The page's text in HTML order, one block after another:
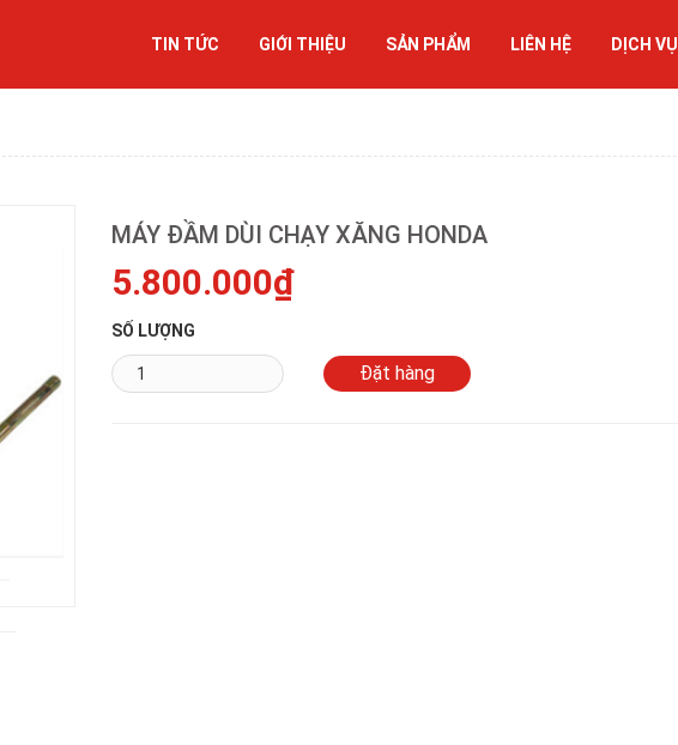
TIN TỨC GIỚI THIỆU SẢN PHẨM LIÊN HỆ DỊCH VỤ
MÁY ĐẦM DÙI CHẠY XĂNG HONDA
5.800.000₫
SỐ LƯỢNG